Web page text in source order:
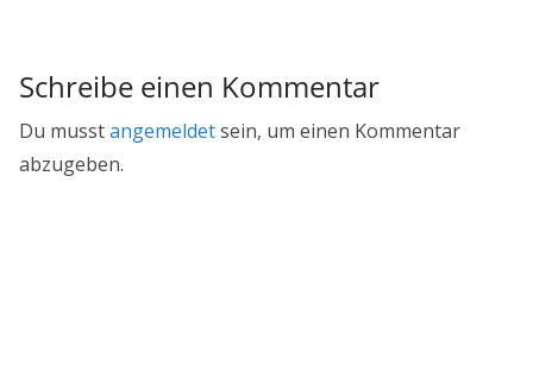
Schreibe einen Kommentar
Du musstangemeldetsein, um einen Kommentar
abzugeben.